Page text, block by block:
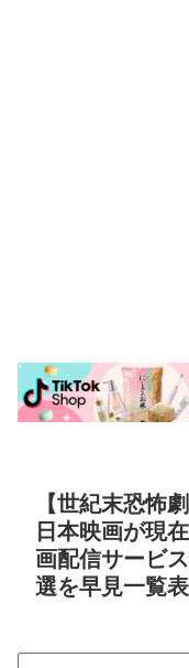
【世紀末恐怖
日本映画が現
画配信サービ
選を早見一覧